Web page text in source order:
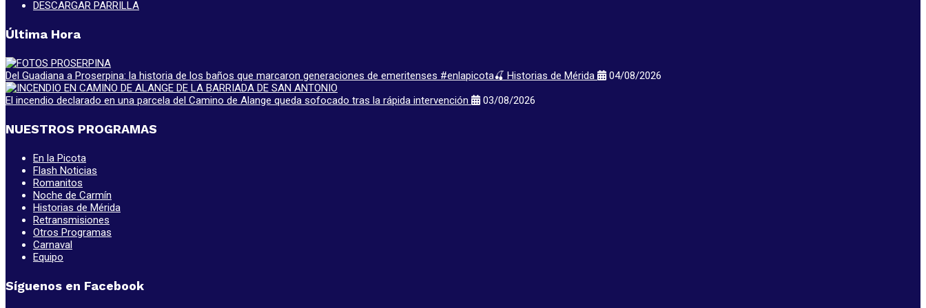
DESCARGAR PARRILLA
Última Hora
Del Guadiana a Proserpina: la historia de los baños que marcaron generaciones de emeritenses #enlapicota🍒 Historias de Mérida
04/08/2026
El incendio declarado en una parcela del Camino de Alange queda sofocado tras la rápida intervención
03/08/2026
NUESTROS PROGRAMAS
En la Picota
Flash Noticias
Romanitos
Noche de Carmín
Historias de Mérida
Retransmisiones
Otros Programas
Carnaval
Equipo
Síguenos en Facebook